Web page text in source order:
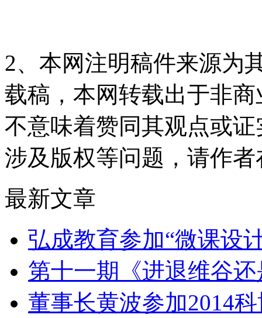
2、本网注明稿件来源为
载稿，本网转载出于非
不意味着赞同其观点或
涉及版权等问题，请作
最新文章
弘成教育参加“微课设
第十一期《进退维谷
董事长黄波参加2014